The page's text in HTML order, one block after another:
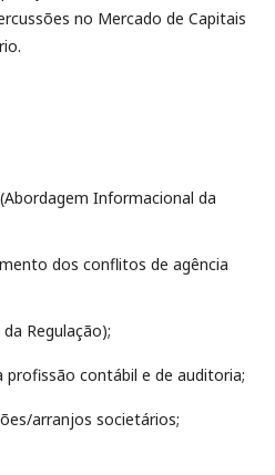
no Mercado de Capitais
Informacional da
dos conflitos de agência
Regulação);
profissão contábil e de auditoria;
arranjos societários;